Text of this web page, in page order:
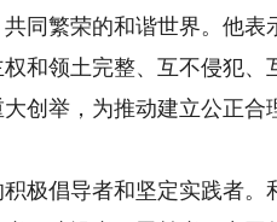
同繁荣的和谐世界。他表
和领土完整、互不侵犯、
创举，为推动建立公正合
倡导者和坚定实践者。